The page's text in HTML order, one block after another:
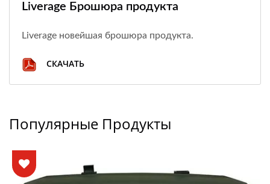
Liverage Брошюра продукта
Liverage новейшая брошюра продукта.
СКАЧАТЬ
Популярные Продукты